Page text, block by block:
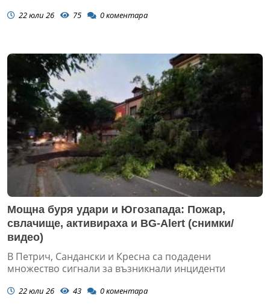
22 юли 26 75 0коментара
Мощна буря удари и Югозапада: Пожар,
свлачище, активираха и BG-Alert (снимки/
видео)
В Петрич, Сандански и Кресна са подадени
множество сигнали за възникнали инциденти
22 юли 26 43 0коментара